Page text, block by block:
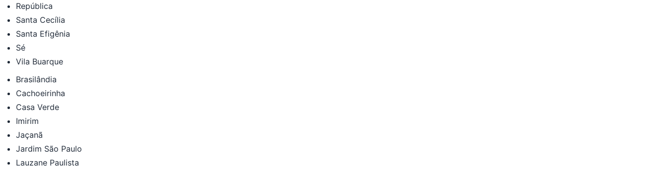
República
Santa Cecília
Santa Efigênia
Sé
Vila Buarque
Brasilândia
Cachoeirinha
Casa Verde
Imirim
Jaçanã
Jardim São Paulo
Lauzane Paulista